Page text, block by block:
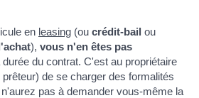
en leasing (ou crédit-bail ou
), vous n'en êtes pas
durée du contrat. C'est au propriétaire
de se charger des formalités
pas à demander vous-même la